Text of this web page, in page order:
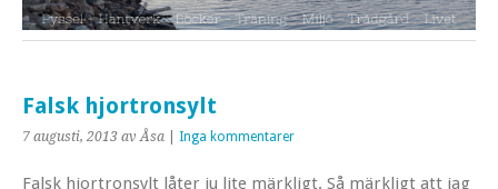
Falsk hjortronsylt
7 augusti, 2013 av Åsa Inga kommentarer
Falsk hjortronsylt låter ju lite märkligt. Så märkligt att jag